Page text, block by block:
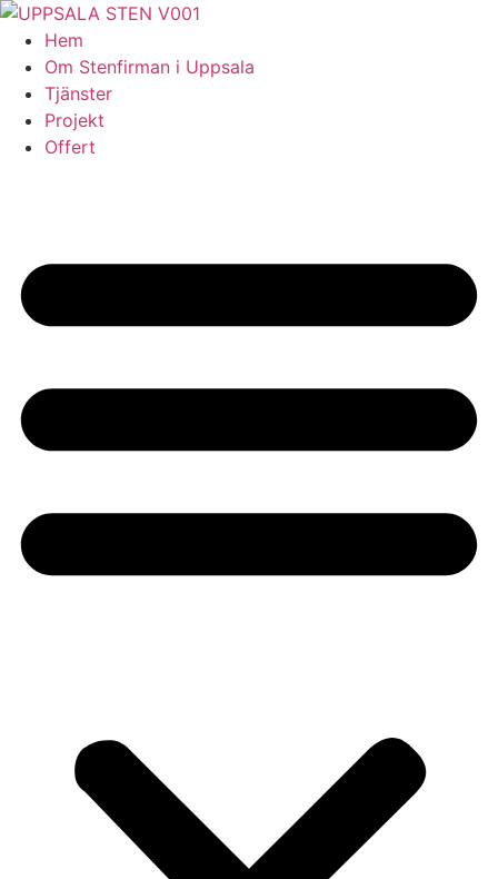
Skip
content
Hem
Om Stenfirman i Uppsala
Tjänster
Projekt
Offert